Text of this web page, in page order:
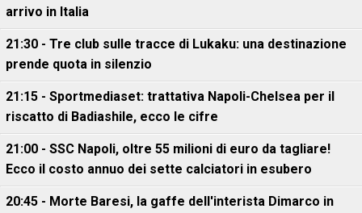
arrivo in Italia
21:30 - Tre club sulle tracce di Lukaku: una destinazione
prende quota in silenzio
21:15 - Sportmediaset: trattativa Napoli-Chelsea per il
riscatto di Badiashile, ecco le cifre
21:00 - SSC Napoli, oltre 55 milioni di euro da tagliare!
Ecco il costo annuo dei sette calciatori in esubero
20:45 - Morte Baresi, la gaffe dell'interista Dimarco in